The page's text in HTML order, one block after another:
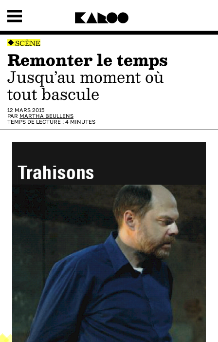
SCÈNE
Remonter le temps
jusqu’au moment où
tout bascule
12 MARS 2015
PAR MARTHA BEULLENS
TEMPS DE LECTURE : 4 MINUTES